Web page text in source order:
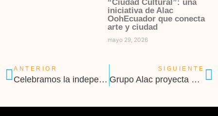
“Ciudad Cultural”: una
iniciativa de Alac
OohEcuador que conecta
arte y ciudad
mayo 29, 2026
ANTERIOR
Celebramos la independencia de Guayaquil
SIGUIENTE
Grupo Alac proyecta el futuro del OOH latinoamericano llegando a Panamá